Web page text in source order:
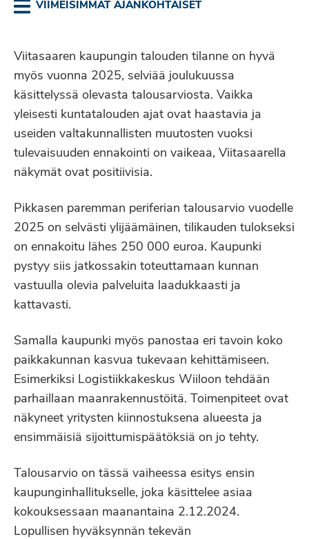
VIIMEISIMMÄT AJANKOHTAISET
Viitasaaren kaupungin talouden tilanne on hyvä
myös vuonna 2025, selviää joulukuussa
käsittelyssä olevasta talousarviosta. Vaikka
yleisesti kuntatalouden ajat ovat haastavia ja
useiden valtakunnallisten muutosten vuoksi
tulevaisuuden ennakointi on vaikeaa, Viitasaarella
näkymät ovat positiivisia.
Pikkasen paremman periferian talousarvio vuodelle
2025 on selvästi ylijäämäinen, tilikauden tulokseksi
on ennakoitu lähes 250 000 euroa. Kaupunki
pystyy siis jatkossakin toteuttamaan kunnan
vastuulla olevia palveluita laadukkaasti ja
kattavasti.
Samalla kaupunki myös panostaa eri tavoin koko
paikkakunnan kasvua tukevaan kehittämiseen.
Esimerkiksi Logistiikkakeskus Wiiloon tehdään
parhaillaan maanrakennustöitä. Toimenpiteet ovat
näkyneet yritysten kiinnostuksena alueesta ja
ensimmäisiä sijoittumispäätöksiä on jo tehty.
Talousarvio on tässä vaiheessa esitys ensin
kaupunginhallitukselle, joka käsittelee asiaa
kokouksessaan maanantaina 2.12.2024.
Lopullisen hyväksynnän tekevän